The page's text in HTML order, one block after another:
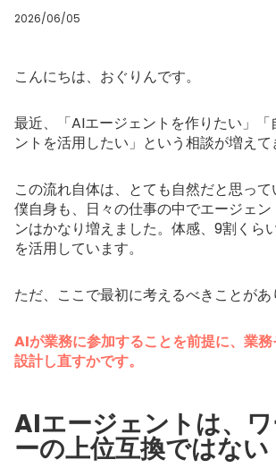
2026/06/05
こんにちは、おぐりんです。
最近、「AIエージェントを作りたい」「
ントを活用したい」という相談が増えて
この流れ自体は、とても自然だと思って
僕自身も、日々の仕事の中でエージェ
ンはかなり増えました。体感、9割くら
を活用しています。
ただ、ここで最初に考えるべきことがあ
AIが業務に参加することを前提に、業務
設計し直すかです。
AIエージェントは、
ーの上位互換ではない